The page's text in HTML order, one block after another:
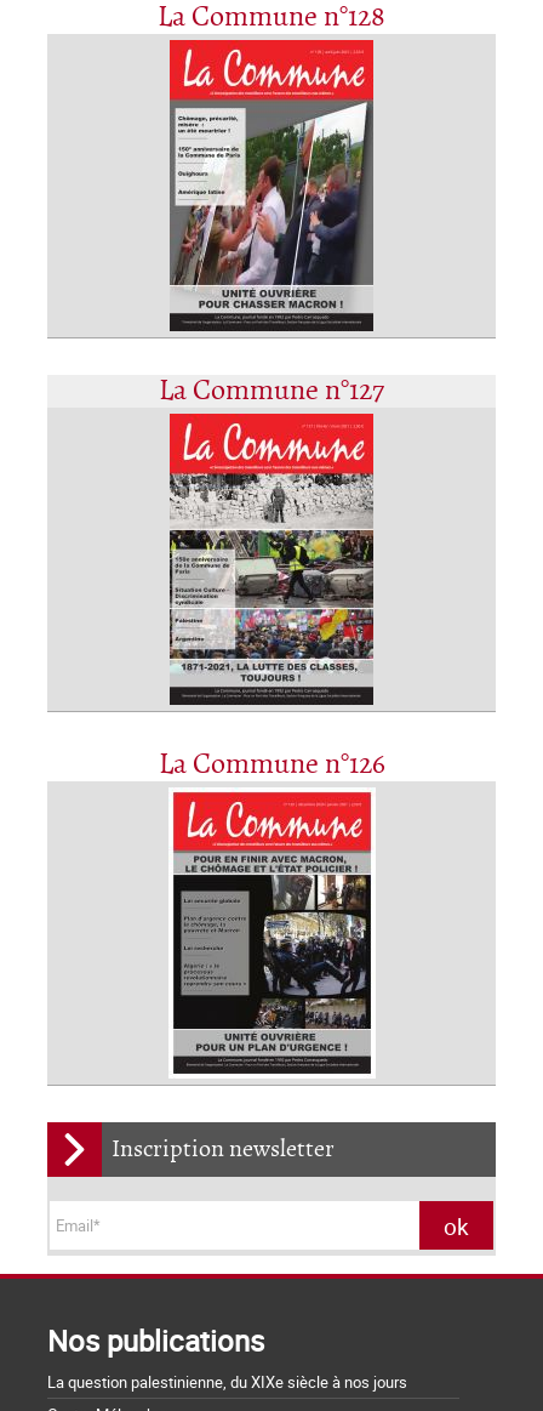
La Commune n°128
La Commune n°127
La Commune n°126
Inscription newsletter
Nos publications
La question palestinienne, du XIXe siècle à nos jours